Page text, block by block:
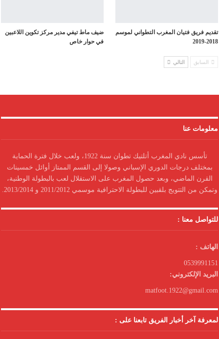
تقديم فريق فتيان المغرب التطواني لموسم
2018-2019
ضيف ماط تيفي مدير مركز تكوين اللاعبين
في حوار خاص
السابق التالي
معلومات عنا
تأسس نادي المغرب أتلتيك تطوان سنة 1922، ولعب خلال فترة الحماية
بمختلف درجات الدوري الإسباني وصولا إلى القسم الممتاز أوائل خمسينات
القرن الماضي، وبعد حصول المغرب على الاستقلال لعب بالبطولة الوطنية،
وتمكن من التتويج بلقبين للبطولة الاحترافية موسمي 2011/2012 و 2013/2014.
للتواصل معنا :
الهاتف :
0539991151
البريد الإلكتروني:
matfoot.1922@gmail.com
لمعرفة آخر أخبار الفريق تابعنا على :